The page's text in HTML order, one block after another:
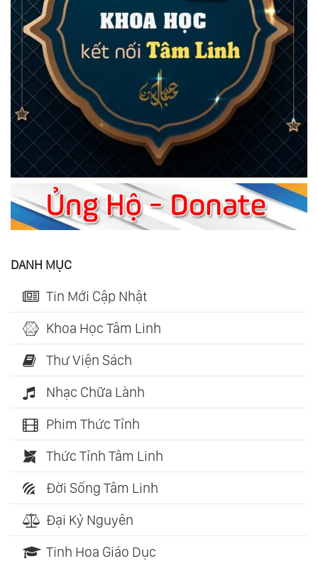
DANH MỤC
Tin Mới Cập Nhật
Khoa Học Tâm Linh
Thư Viện Sách
Nhạc Chữa Lành
Phim Thức Tỉnh
Thức Tỉnh Tâm Linh
Đời Sống Tâm Linh
Đại Kỷ Nguyên
Tinh Hoa Giáo Dục